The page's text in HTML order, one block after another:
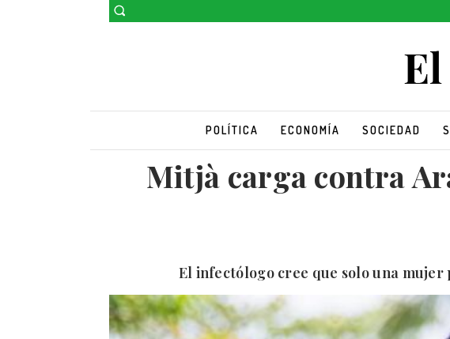
POLÍTICA ECONOMÍA SOCIEDAD
Mitjà carga contra
El infectólogo cree que solo una